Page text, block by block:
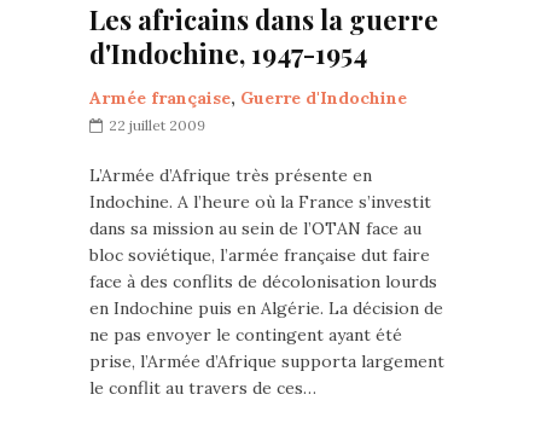
Les africains dans la guerre
d'Indochine, 1947-1954
Armée française, Guerre d'Indochine
22 juillet 2009
L’Armée d’Afrique très présente en
Indochine. A l’heure où la France s’investit
dans sa mission au sein de l’OTAN face au
bloc soviétique, l’armée française dut faire
face à des conflits de décolonisation lourds
en Indochine puis en Algérie. La décision de
ne pas envoyer le contingent ayant été
prise, l’Armée d’Afrique supporta largement
le conflit au travers de ces…